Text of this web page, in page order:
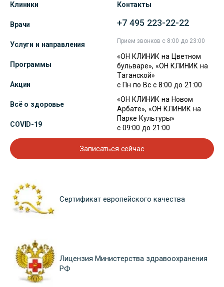
Клиники
Врачи
Услуги и направления
Программы
Акции
Всё о здоровье
COVID-19
Контакты
+7 495 223-22-22
Прием звонков с 8:00 до 23:00
«ОН КЛИНИК на Цветном
бульваре», «ОН КЛИНИК на
Таганской»
с Пн по Вс с 8:00 до 21:00
«ОН КЛИНИК на Новом
Арбате», «ОН КЛИНИК на
Парке Культуры»
с 09:00 до 21:00
Записаться сейчас
Сертификат европейского качества
Лицензия Министерства здравоохранения
РФ